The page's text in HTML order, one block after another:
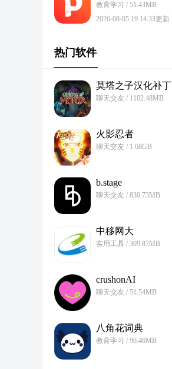
教育学习 / 51.43MB
2026-08-05 19:14:33更新
热门软件
莫塔之子汉化补丁
聊天交友 / 1102.48MB
火影忍者
聊天交友 / 1.68GB
b.stage
聊天交友 / 830.73MB
中移网大
实用工具 / 309.87MB
crushonAI
聊天交友 / 51.54MB
八角花词典
教育学习 / 96.46MB